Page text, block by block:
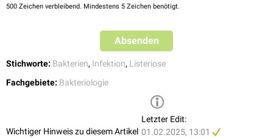
500 Zeichen verbleibend. Mindestens 5 Zeichen benötigt.
Absenden
Stichworte: Bakterien, Infektion, Listeriose
Fachgebiete: Bakteriologie
Wichtiger Hinweis zu diesem Artikel
Letzter Edit:
01.02.2025, 13:01